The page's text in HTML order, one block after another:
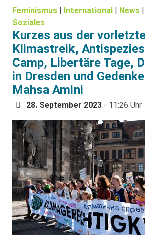
Feminismus International News
Soziales
Kurzes aus der
Klimastreik,
Camp, Libertäre Tage,
in Dresden und
Mahsa Amini
28. September 2023 - 11:26 Uhr